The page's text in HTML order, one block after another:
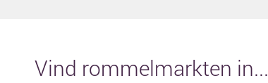
Vind rommelmarkten in...